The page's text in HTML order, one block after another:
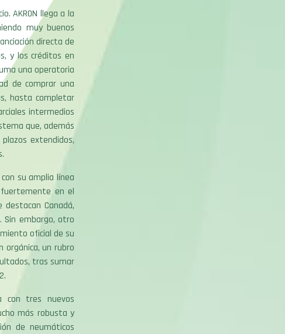
AKRON llega a la
muy buenos
directa de
y los créditos en
una operatoria
de comprar una
hasta completar
intermedios
que, además
extendidos,
su amplia línea
fuertemente en el
Canadá,
Sin embargo, otro
oficial de su
orgánica, un rubro
tras sumar
con tres nuevos
más robusta y
de neumáticos